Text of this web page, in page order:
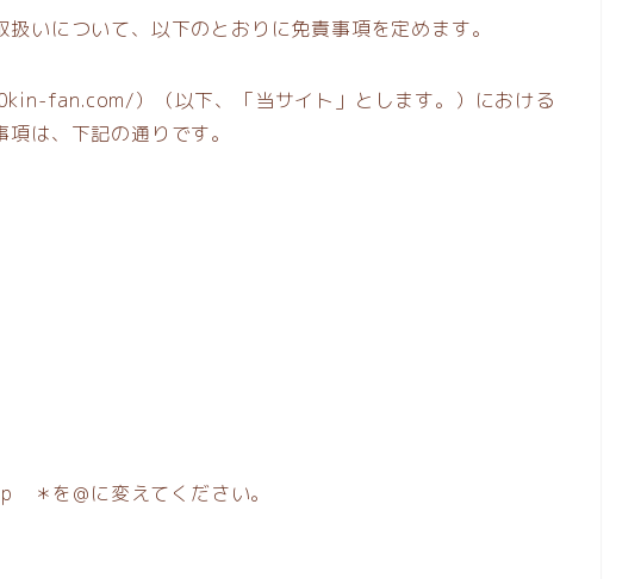
いについて、以下のとおりに免責事項を定めます。
fan.com/）（以下、「当サイト」とします。）における
は、下記の通りです。
を@に変えてください。